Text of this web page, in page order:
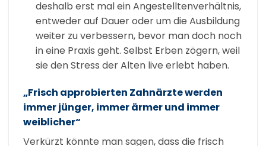
deshalb erst mal ein Angestelltenverhältnis,
entweder auf Dauer oder um die Ausbildung
weiter zu verbessern, bevor man doch noch
in eine Praxis geht. Selbst Erben zögern, weil
sie den Stress der Alten live erlebt haben.
„Frisch approbierten Zahnärzte werden
immer jünger, immer ärmer und immer
weiblicher“
Verkürzt könnte man sagen, dass die frisch